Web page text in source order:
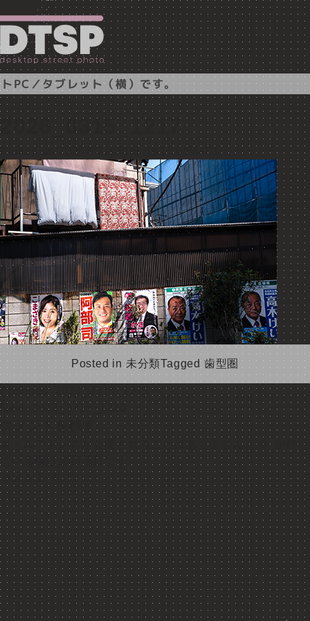
／タブレット（横）です。
2026_0315_1217
Posted on 2026年3月30日 by TEnoMaEE
Posted in未分類Tagged 歯型圏
投
稿
ナ
ビ
ゲ
ー
シ
ョ
ン
Previous:
2026_0315_1215
Next: 2026_0315_1220
コメントを残す
メールアドレスが公開されることはありません。 ※ が付い
ている欄は必須項目です
コメント ※